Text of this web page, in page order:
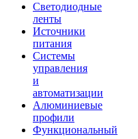
Светодиодные
ленты
Источники
питания
Системы
управления
и
автоматизации
Алюминиевые
профили
Функциональный